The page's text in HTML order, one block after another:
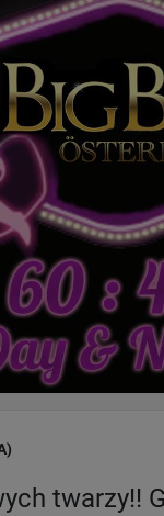
twarzy!!